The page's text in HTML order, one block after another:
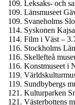
Leksaks- och
Länsmuseet
Svaneholms
Syskonen
Film i Väst –
Stockholms
Skellefteå
Konstmuseet i
Sundbybergs
Kulturparken
Västerbottens